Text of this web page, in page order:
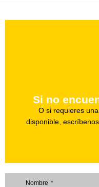
Si no
O si requieres
disponible,
Nombre